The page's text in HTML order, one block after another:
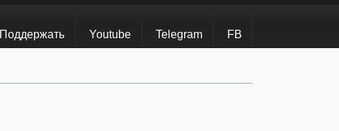
Поддержать Youtube Telegram FB